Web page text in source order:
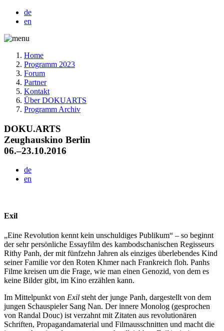
de
en
Home
Programm 2023
Forum
Partner
Kontakt
Über DOKUARTS
Programm Archiv
DOKU.ARTS
Zeughauskino Berlin
06.–23.10.2016
de
en
Exil
„Eine Revolution kennt kein unschuldiges Publikum“ – so beginnt
der sehr persönliche Essayfilm des kambodschanischen Regisseurs
Rithy Panh, der mit fünfzehn Jahren als einziges überlebendes Kind
seiner Familie vor den Roten Khmer nach Frankreich floh. Panhs
Filme kreisen um die Frage, wie man einen Genozid, von dem es
keine Bilder gibt, im Kino erzählen kann.
Im Mittelpunkt von Exil steht der junge Panh, dargestellt von dem
jungen Schauspieler Sang Nan. Der innere Monolog (gesprochen
von Randal Douc) ist verzahnt mit Zitaten aus revolutionären
Schriften, Propagandamaterial und Filmausschnitten und macht die